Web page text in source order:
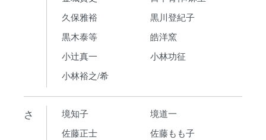
久保雅裕
黒川登紀子
黒木泰等
皓洋窯
小辻真一
小林功征
小林裕之/希
さ 境知子
境道一
佐藤正士
佐藤もも子